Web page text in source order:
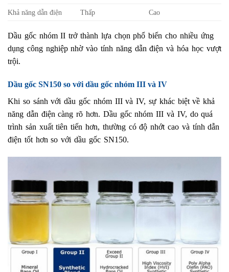
Khả năng dẫn điện Thấp Cao
Dầu gốc nhóm II trở thành lựa chọn phổ biến cho nhiều ứng
dụng công nghiệp nhờ vào tính năng dẫn điện và hóa học vượt
trội.
Dầu gốc SN150 so với dầu gốc nhóm III và IV
Khi so sánh với dầu gốc nhóm III và IV, sự khác biệt về khả
năng dẫn điện càng rõ hơn. Dầu gốc nhóm III và IV, do quá
trình sản xuất tiên tiến hơn, thường có độ nhớt cao và tính dẫn
điện tốt hơn so với dầu gốc SN150.